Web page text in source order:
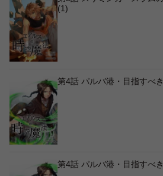
(1)
第4話 パルバ港・目指すべ
第4話 パルバ港・目指すべ